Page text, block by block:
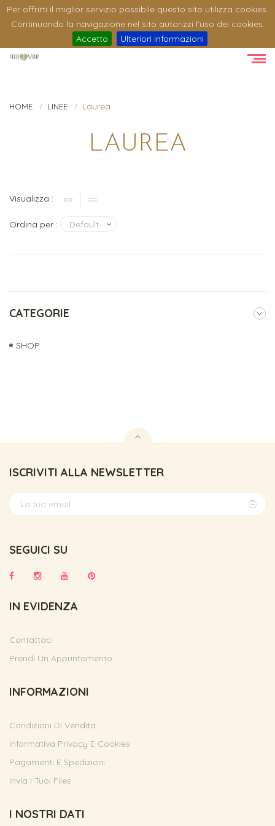
Per offrirti il miglior servizio possibile questo sito utilizza cookies.
Continuando la navigazione nel sito autorizzi l'uso dei cookies.
Accetto
Ulteriori informazioni
HOME LINEE Laurea
LAUREA
CATEGORIE
SHOP
Visualizza :
Ordina per : Default
ISCRIVITI ALLA NEWSLETTER
SEGUICI SU
IN EVIDENZA
Contattaci
Prendi Un Appuntamento
INFORMAZIONI
Condizioni Di Vendita
Informativa Privacy E Cookies
Pagamenti E Spedizioni
Invia I Tuoi Files
I NOSTRI DATI